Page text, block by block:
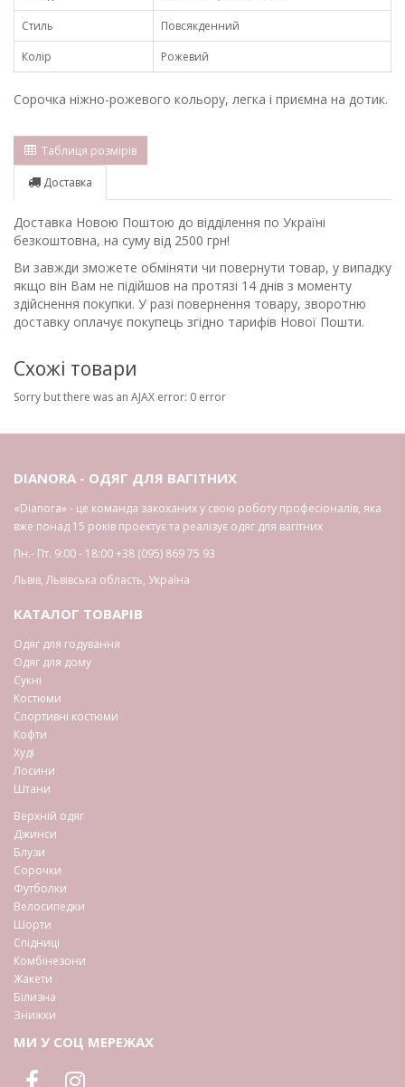
Стиль
Повсякденний
Колір
Рожевий
Сорочка ніжно-рожевого кольору, легка і приємна на дотик.
Таблиця розмірів
Доставка
Доставка Новою Поштою до відділення по Україні
безкоштовна, на суму від 2500 грн!
Ви завжди зможете обміняти чи повернути товар, у випадку
якщо він Вам не підійшов на протязі 14 днів з моменту
здійснення покупки. У разі повернення товару, зворотню
доставку оплачує покупець згідно тарифів Нової Пошти.
Схожі товари
Sorry but there was an AJAX error: 0 error
DIANORA - ОДЯГ ДЛЯ ВАГІТНИХ
«Dianora» - це команда закоханих у свою роботу професіоналів, яка
вже понад 15 років проектує та реалізує одяг для вагітних
Пн.- Пт. 9:00 - 18:00+38 (095) 869 75 93
Львів,Львівська область, Україна
КАТАЛОГ ТОВАРІВ
Одяг для годування
Одяг для дому
Сукні
Костюми
Спортивні костюми
Кофти
Худі
Лосини
Штани
Верхній одяг
Джинси
Блузи
Сорочки
Футболки
Велосипедки
Шорти
Спідниці
Комбінезони
Жакети
Білизна
Знижки
МИ У СОЦ МЕРЕЖАХ